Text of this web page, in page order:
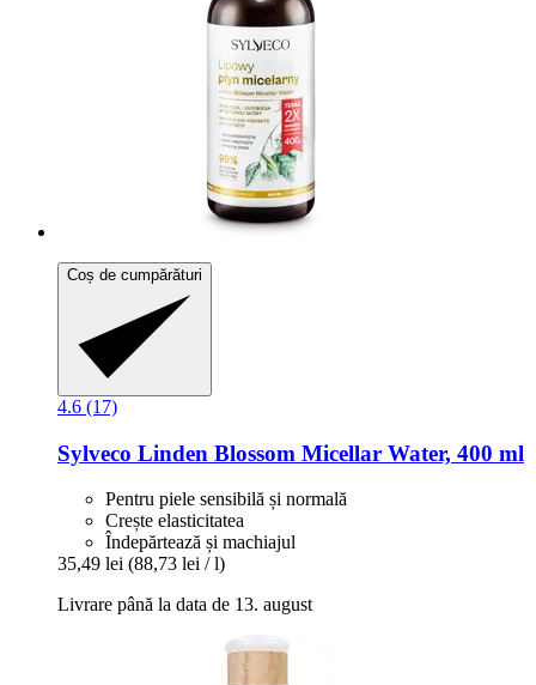
Coș de cumpărături
4.6 (17)
Sylveco Linden Blossom Micellar Water, 400 ml
Pentru piele sensibilă și normală
Crește elasticitatea
Îndepărtează și machiajul
35,49 lei (88,73 lei / l)
Livrare până la data de 13. august